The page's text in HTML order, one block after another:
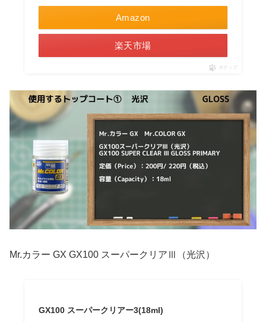
Amazon
楽天市場
ポチップ
Mr.カラー GX GX100 スーパークリアⅢ（光沢）
GX100 スーパークリアー3(18ml)